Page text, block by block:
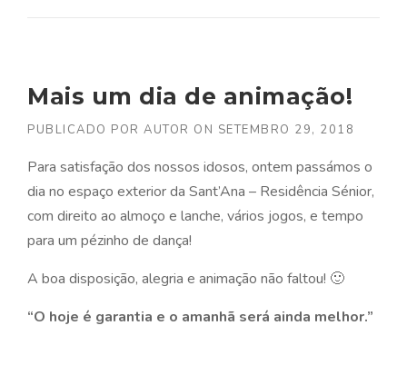
Mais um dia de animação!
PUBLICADO POR AUTOR ON SETEMBRO 29, 2018
Para satisfação dos nossos idosos, ontem passámos o
dia no espaço exterior da Sant’Ana – Residência Sénior,
com direito ao almoço e lanche, vários jogos, e tempo
para um pézinho de dança!
A boa disposição, alegria e animação não faltou! 🙂
“O hoje é garantia e o amanhã será ainda melhor.”